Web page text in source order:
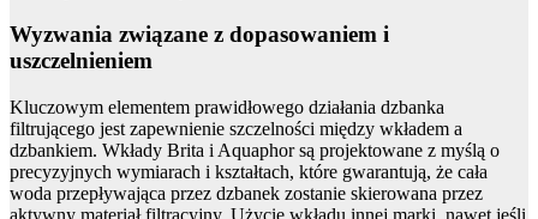
Wyzwania związane z dopasowaniem i
uszczelnieniem
Kluczowym elementem prawidłowego działania dzbanka
filtrującego jest zapewnienie szczelności między wkładem a
dzbankiem. Wkłady Brita i Aquaphor są projektowane z myślą o
precyzyjnych wymiarach i kształtach, które gwarantują, że cała
woda przepływająca przez dzbanek zostanie skierowana przez
aktywny materiał filtracyjny. Użycie wkładu innej marki, nawet jeśli